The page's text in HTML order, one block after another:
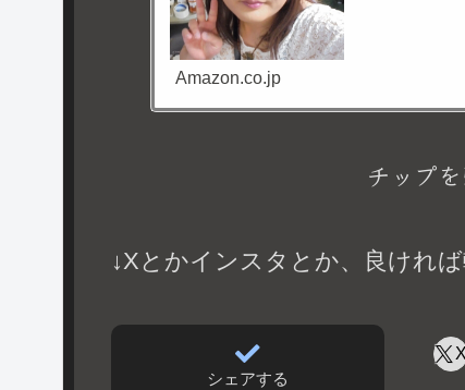
Amazon.co.jp
チップ
↓Xとかインスタとか、良けれ
シェアする